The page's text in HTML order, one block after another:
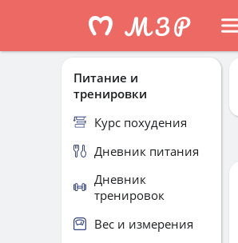
Питание и
тренировки
Курс похудения
Дневник питания
Дневник
тренировок
Вес и измерения